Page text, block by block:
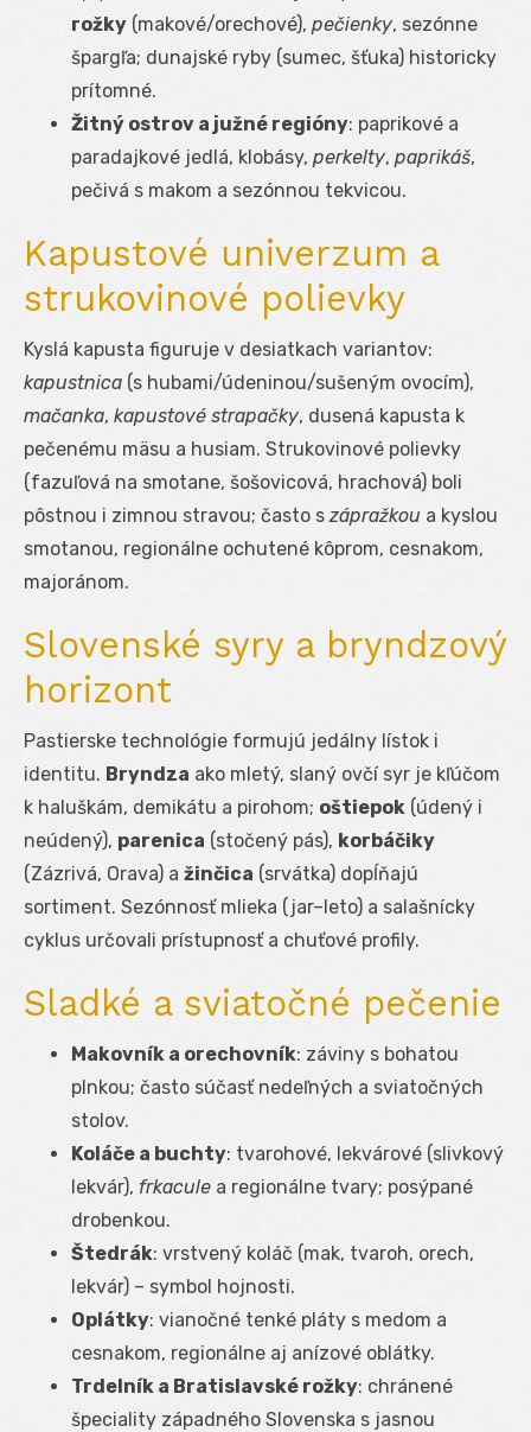
rožky (makové/orechové), pečienky, sezónne
špargľa; dunajské ryby (sumec, šťuka) historicky
prítomné.
Žitný ostrov a južné regióny: paprikové a
paradajkové jedlá, klobásy, perkelty, paprikáš,
pečivá s makom a sezónnou tekvicou.
Kapustové univerzum a
strukovinové polievky
Kyslá kapusta figuruje v desiatkach variantov:
kapustnica (s hubami/údeninou/sušeným ovocím),
mačanka, kapustové strapačky, dusená kapusta k
pečenému mäsu a husiam. Strukovinové polievky
(fazuľová na smotane, šošovicová, hrachová) boli
pôstnou i zimnou stravou; často szápražkou a kyslou
smotanou, regionálne ochutené kôprom, cesnakom,
majoránom.
Slovenské syry a bryndzový
horizont
Pastierske technológie formujú jedálny lístok i
identitu. Bryndza ako mletý, slaný ovčí syr je kľúčom
k haluškám, demikátu a pirohom; oštiepok (údený i
neúdený), parenica (stočený pás), korbáčiky
(Zázrivá, Orava) a žinčica (srvátka) dopĺňajú
sortiment. Sezónnosť mlieka (jar–leto) a salašnícky
cyklus určovali prístupnosť a chuťové profily.
Sladké a sviatočné pečenie
Makovník a orechovník: záviny s bohatou
plnkou; často súčasť nedeľných a sviatočných
stolov.
Koláče a buchty: tvarohové, lekvárové (slivkový
lekvár), frkacule a regionálne tvary; posýpané
drobenkou.
Štedrák: vrstvený koláč (mak, tvaroh, orech,
lekvár) – symbol hojnosti.
Oplátky: vianočné tenké pláty s medom a
cesnakom, regionálne aj anízové oblátky.
Trdelník a Bratislavské rožky: chránené
špeciality západného Slovenska s jasnou